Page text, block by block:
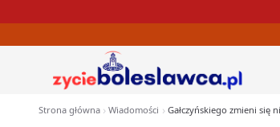
Strona główna Wiadomości Gałczyńskiego zmieni się